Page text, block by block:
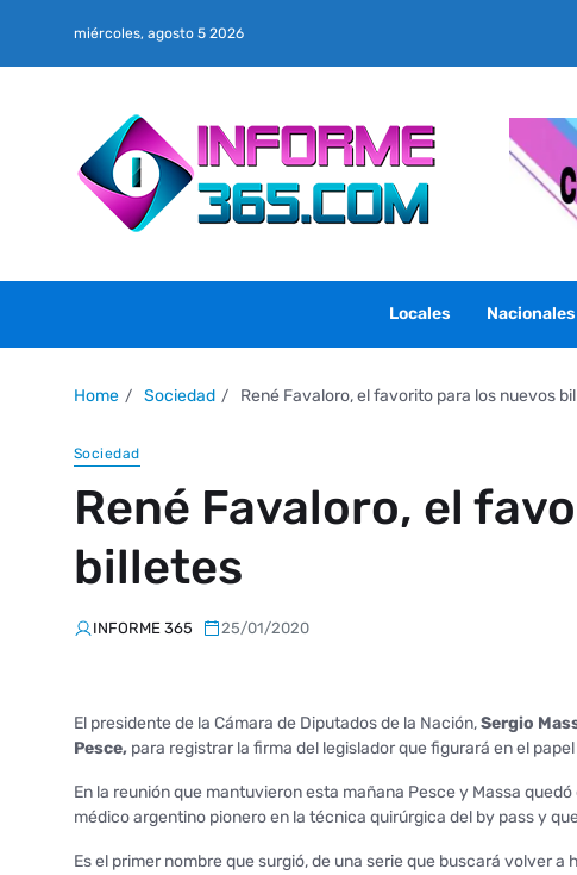
miércoles, agosto 5 2026
Locales Nacionales
Home Sociedad René Favaloro, el favorito para los nuevos
Sociedad
René Favaloro, el
billetes
INFORME 365 25/01/2020
El presidente de la Cámara de Diputados de la Nación,Sergio
Pesce, para registrar la firma del legislador que figurará en el
En la reunión que mantuvieron esta mañana Pesce y Massa
médico argentino pionero en la técnica quirúrgica del by pass y
Es el primer nombre que surgió, de una serie que buscará volver